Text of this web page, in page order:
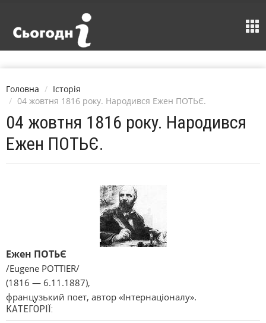
Головна
Історія
04 жовтня 1816 року. Народився Ежен ПОТЬЄ.
04 жовтня 1816 року. Народився
Ежен ПОТЬЄ.
Ежен ПОТЬЄ
/Eugene POTTIER/
(1816 — 6.11.1887),
французький поет, автор «Інтернаціоналу».
КАТЕГОРІЇ: